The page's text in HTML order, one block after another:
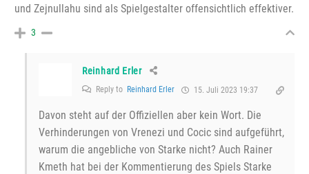
und Zejnullahu sind als Spielgestalter offensichtlich effektiver.
3
Reinhard Erler
Reply to Reinhard Erler 15. Juli 2023 19:37
Davon steht auf der Offiziellen aber kein Wort. Die
Verhinderungen von Vrenezi und Cocic sind aufgeführt,
warum die angebliche von Starke nicht? Auch Rainer
Kmeth hat bei der Kommentierung des Spiels Starke